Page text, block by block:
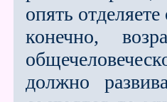
опять
конечно,
должно